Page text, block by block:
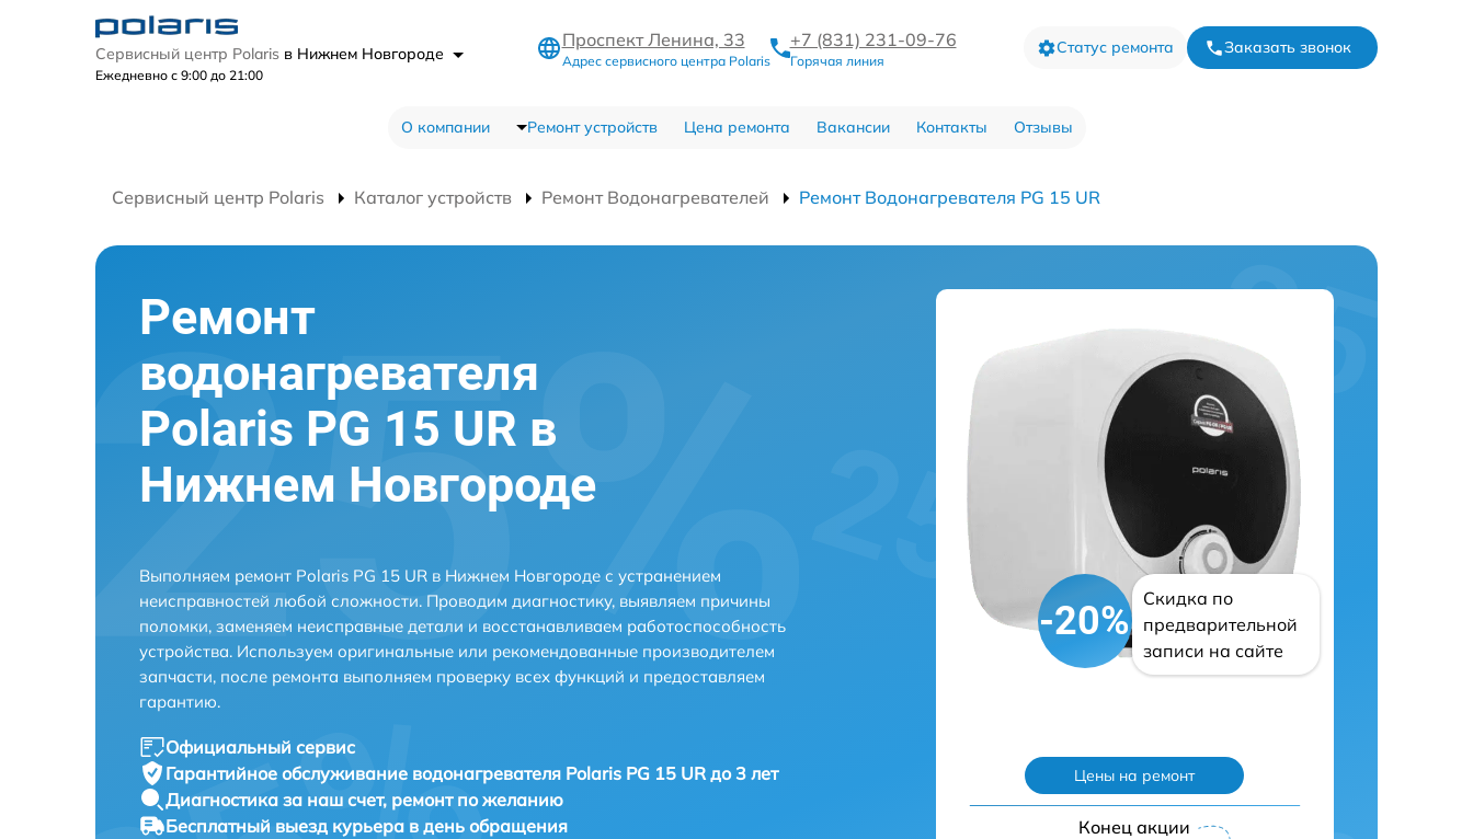
Сервисный центр Polaris в Нижнем Новгороде
Ежедневно с 9:00 до 21:00
Проспект Ленина, 33
Адрес сервисного центра Polaris
+7 (831) 231-09-76
Горячая линия
Статус ремонта Заказать звонок
О компании Ремонт устройств Цена ремонта Вакансии Контакты Отзывы
Сервисный центр Polaris Каталог устройств Ремонт Водонагревателей Ремонт Водонагревателя PG 15 UR
Ремонт
водонагревателя
Polaris PG 15 UR в
Нижнем Новгороде
Выполняем ремонт Polaris PG 15 UR в Нижнем Новгороде с устранением
неисправностей любой сложности. Проводим диагностику, выявляем причины
поломки, заменяем неисправные детали и восстанавливаем работоспособность
устройства. Используем оригинальные или рекомендованные производителем
запчасти, после ремонта выполняем проверку всех функций и предоставляем
гарантию.
Официальный сервис
Гарантийное обслуживание водонагревателя Polaris PG 15 UR до 3 лет
Диагностика за наш счет, ремонт по желанию
Бесплатный выезд курьера в день обращения
-20%
Скидка по
предварительной
записи на сайте
Цены на ремонт
Конец акции